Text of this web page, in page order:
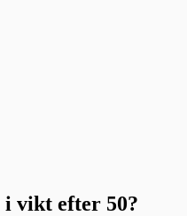
vikt efter 50?